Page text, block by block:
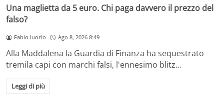
Una maglietta da 5 euro. Chi paga davvero il prezzo del
falso?
Fabio Iuorio Ago 8, 2026 8:49
Alla Maddalena la Guardia di Finanza ha sequestrato
tremila capi con marchi falsi, l'ennesimo blitz…
Leggi di più